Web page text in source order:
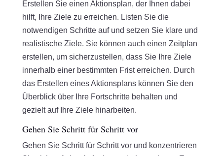
Erstellen Sie einen Aktionsplan, der Ihnen dabei
hilft, Ihre Ziele zu erreichen. Listen Sie die
notwendigen Schritte auf und setzen Sie klare und
realistische Ziele. Sie können auch einen Zeitplan
erstellen, um sicherzustellen, dass Sie Ihre Ziele
innerhalb einer bestimmten Frist erreichen. Durch
das Erstellen eines Aktionsplans können Sie den
Überblick über Ihre Fortschritte behalten und
gezielt auf Ihre Ziele hinarbeiten.
Gehen Sie Schritt für Schritt vor
Gehen Sie Schritt für Schritt vor und konzentrieren